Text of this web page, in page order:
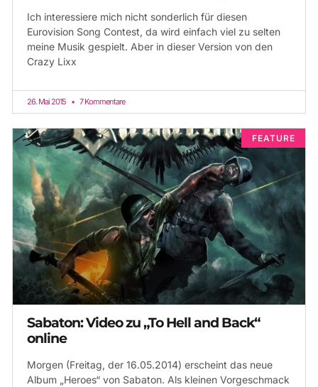
Ich interessiere mich nicht sonderlich für diesen
Eurovision Song Contest, da wird einfach viel zu selten
meine Musik gespielt. Aber in dieser Version von den
Crazy Lixx
26. Mai 2015 7 Kommentare
FEATURE
Sabaton: Video zu „To Hell and Back“
online
Morgen (Freitag, der 16.05.2014) erscheint das neue
Album „Heroes“ von Sabaton. Als kleinen Vorgeschmack